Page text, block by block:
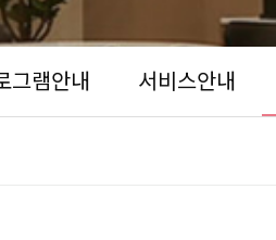
그램안내 서비스안내